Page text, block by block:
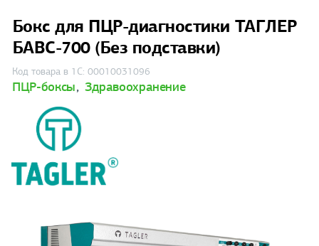
Бокс для ПЦР-диагностики ТАГЛЕР
БАВС-700 (Без подставки)
Код товара в 1С: 00010031096
ПЦР-боксы, Здравоохранение